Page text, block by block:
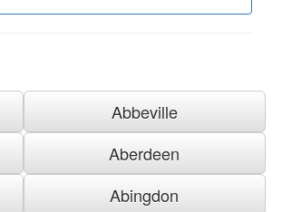
Abbeville
Aberdeen
Abingdon